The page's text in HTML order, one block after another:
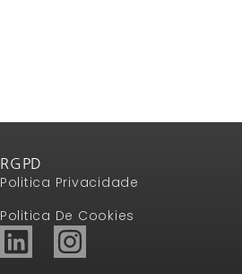
RGPD
Politica Privacidade
Politica De Cookies